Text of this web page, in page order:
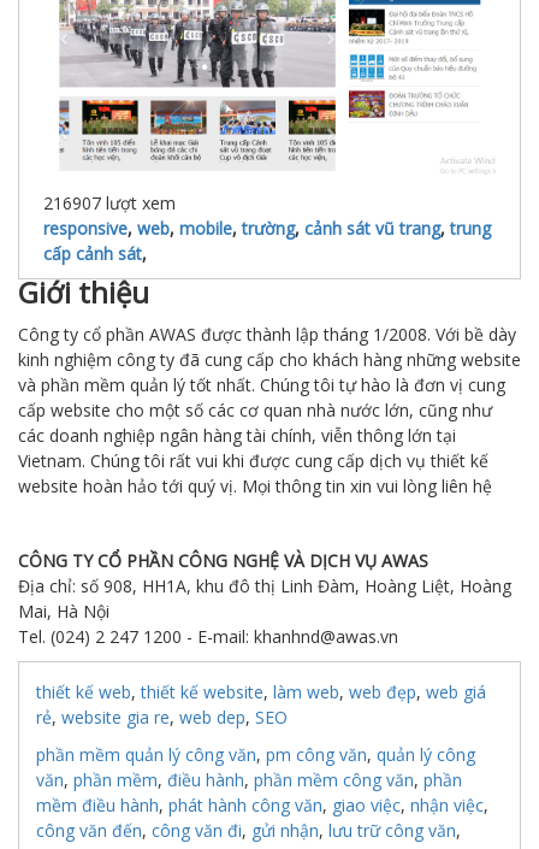
216907 lượt xem
responsive, web, mobile,trường, cảnh sát vũ trang,trung
cấp cảnh sát,
Giới thiệu
Công ty cổ phần AWAS được thành lập tháng 1/2008. Với bề dày
kinh nghiệm công ty đã cung cấp cho khách hàng những website
và phần mềm quản lý tốt nhất. Chúng tôi tự hào là đơn vị cung
cấp website cho một số các cơ quan nhà nước lớn, cũng như
các doanh nghiệp ngân hàng tài chính, viễn thông lớn tại
Vietnam. Chúng tôi rất vui khi được cung cấp dịch vụ thiết kế
website hoàn hảo tới quý vị. Mọi thông tin xin vui lòng liên hệ
CÔNG TY CỔ PHẦN CÔNG NGHỆ VÀ DỊCH VỤ AWAS
Địa chỉ: số 908, HH1A, khu đô thị Linh Đàm, Hoàng Liệt, Hoàng
Mai, Hà Nội
Tel. (024) 2 247 1200 - E-mail: khanhnd@awas.vn
thiết kế web,thiết kế website, làm web, web đẹp, web giá
rẻ, website gia re, web dep, SEO
phần mềm quản lý công văn, pm công văn, quản lý công
văn, phần mềm, điều hành, phần mềm công văn, phần
mềm điều hành, phát hành công văn, giao việc, nhận việc,
công văn đến, công văn đi, gửi nhận, lưu trữ công văn,